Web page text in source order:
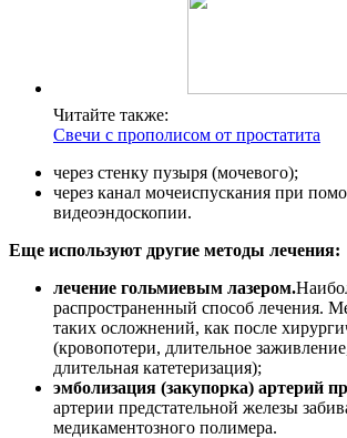
Читайте также:
Свечи с прополисом от простатита
через стенку пузыря (мочевого);
через канал мочеиспускания при
видеоэндоскопии.
Еще используют другие методы лечения:
лечение гольмиевым лазером.
распространенный способ лечения.
таких осложнений, как после
(кровопотери, длительное
длительная катетеризация);
эмболизация (закупорка) артерий
артерии предстательной железы
медикаментозного полимера.